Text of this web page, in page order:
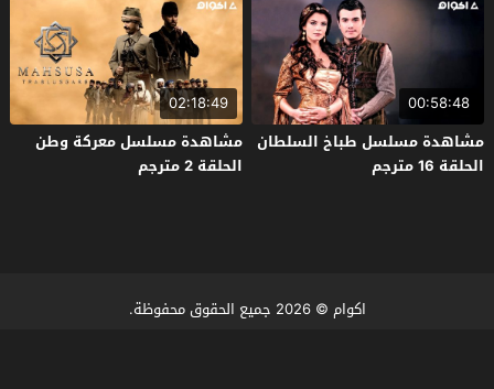
00:58:48
مشاهدة مسلسل طباخ السلطان
الحلقة 16 مترجم
02:18:49
مشاهدة مسلسل معركة وطن
الحلقة 2 مترجم
اكوام © 2026 جميع الحقوق محفوظة.